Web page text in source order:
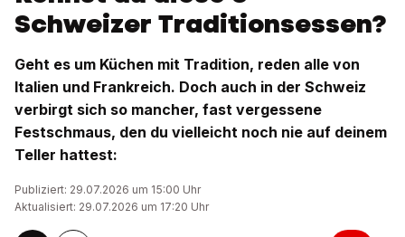
Schweizer Traditionsessen?
Geht es um Küchen mit Tradition, reden alle von
Italien und Frankreich. Doch auch in der Schweiz
verbirgt sich so mancher, fast vergessene
Festschmaus, den du vielleicht noch nie auf deinem
Teller hattest:
Publiziert: 29.07.2026 um 15:00 Uhr
Aktualisiert: 29.07.2026 um 17:20 Uhr